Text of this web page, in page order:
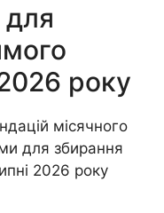
для
року
місячного
для збирання
2026 року